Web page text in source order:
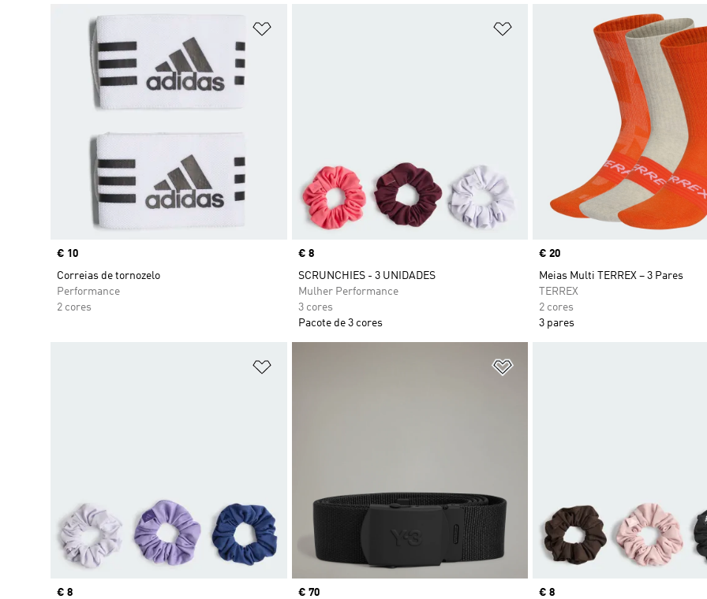
Price
€ 10
Correias de tornozelo
Performance
2 cores
Adicionar à Lista de Desejos
Price
€ 8
SCRUNCHIES - 3 UNIDADES
Mulher Performance
3 cores
Pacote de 3 cores
Price
€ 20
Meias Multi TERREX – 3 Pares
TERREX
2 cores
3 pares
Price
€ 8
Price
€ 70
Price
€ 8